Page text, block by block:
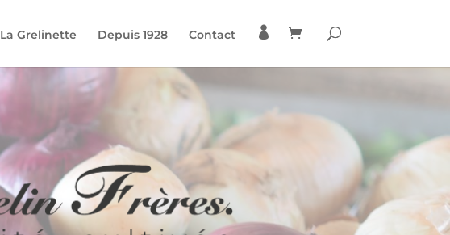
La Grelinette Depuis 1928 Contact 